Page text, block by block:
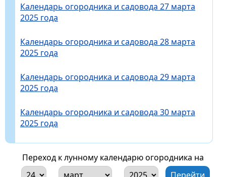
Календарь огородника и садовода 27 марта
2025 года
Календарь огородника и садовода 28 марта
2025 года
Календарь огородника и садовода 29 марта
2025 года
Календарь огородника и садовода 30 марта
2025 года
Переход к лунному календарю огородника на